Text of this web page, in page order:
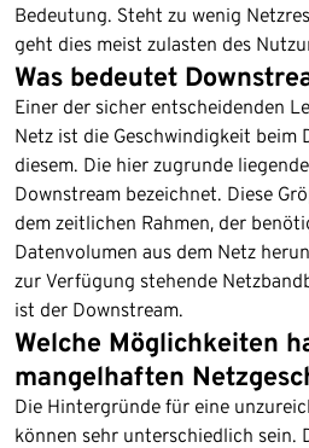
Bedeutung. Steht zu wenig
geht dies meist zulasten des
Was bedeutet
Einer der sicher entscheidenden
Netz ist die Geschwindigkeit beim
diesem. Die hier zugrunde
Downstream bezeichnet. Diese
dem zeitlichen Rahmen, der
Datenvolumen aus dem Netz
zur Verfügung stehende
ist der Downstream.
Welche Möglichkeiten
mangelhaften
Die Hintergründe für eine
können sehr unterschiedlich sein.